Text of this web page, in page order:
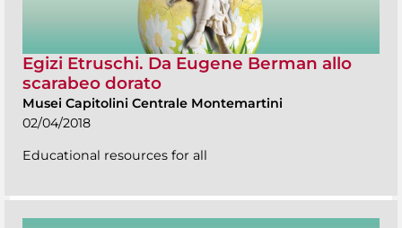
Egizi Etruschi. Da Eugene Berman allo
scarabeo dorato
Musei Capitolini Centrale Montemartini
02/04/2018
Educational resources for all